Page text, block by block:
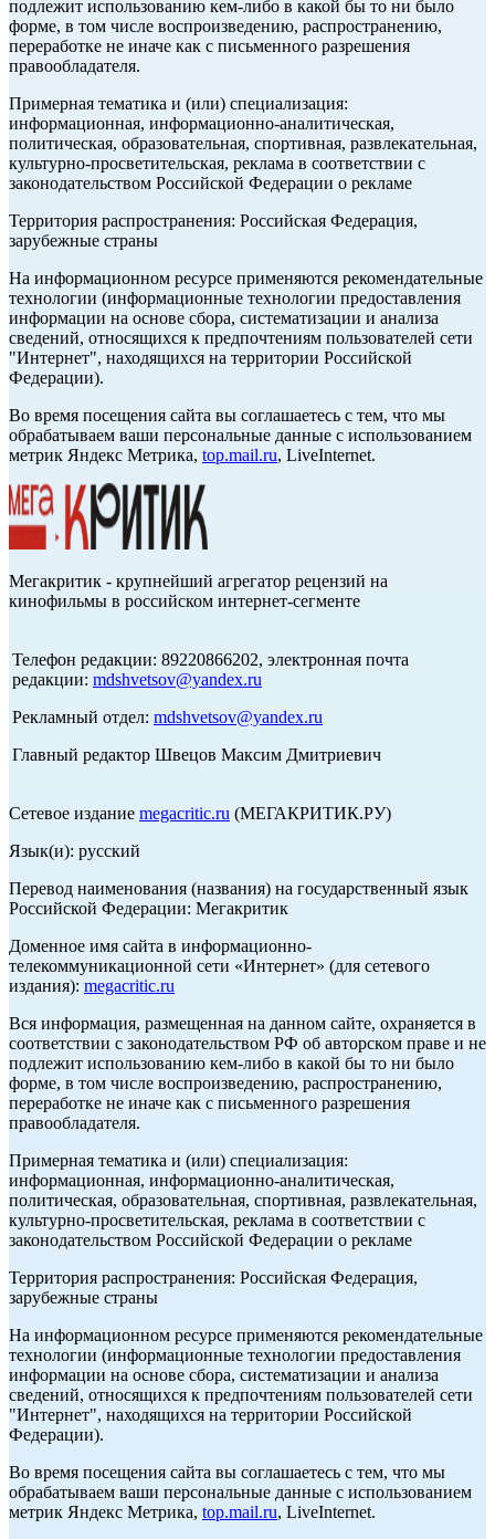
подлежит использованию кем-либо в какой бы то ни было
форме, в том числе воспроизведению, распространению,
переработке не иначе как с письменного разрешения
правообладателя.
Примерная тематика и (или) специализация:
информационная, информационно-аналитическая,
политическая, образовательная, спортивная, развлекательная,
культурно-просветительская, реклама в соответствии с
законодательством Российской Федерации о рекламе
Территория распространения: Российская Федерация,
зарубежные страны
На информационном ресурсе применяются рекомендательные
технологии (информационные технологии предоставления
информации на основе сбора, систематизации и анализа
сведений, относящихся к предпочтениям пользователей сети
"Интернет", находящихся на территории Российской
Федерации).
Во время посещения сайта вы соглашаетесь с тем, что мы
обрабатываем ваши персональные данные с использованием
метрик Яндекс Метрика, top.mail.ru, LiveInternet.
Мегакритик - крупнейший агрегатор рецензий на
кинофильмы в российском интернет-сегменте
Телефон редакции: 89220866202, электронная почта
редакции: mdshvetsov@yandex.ru
Рекламный отдел: mdshvetsov@yandex.ru
Главный редактор Швецов Максим Дмитриевич
Сетевое издание megacritic.ru (МЕГАКРИТИК.РУ)
Язык(и): русский
Перевод наименования (названия) на государственный язык
Российской Федерации: Мегакритик
Доменное имя сайта в информационно-
телекоммуникационной сети «Интернет» (для сетевого
издания): megacritic.ru
Вся информация, размещенная на данном сайте, охраняется в
соответствии с законодательством РФ об авторском праве и не
подлежит использованию кем-либо в какой бы то ни было
форме, в том числе воспроизведению, распространению,
переработке не иначе как с письменного разрешения
правообладателя.
Примерная тематика и (или) специализация:
информационная, информационно-аналитическая,
политическая, образовательная, спортивная, развлекательная,
культурно-просветительская, реклама в соответствии с
законодательством Российской Федерации о рекламе
Территория распространения: Российская Федерация,
зарубежные страны
На информационном ресурсе применяются рекомендательные
технологии (информационные технологии предоставления
информации на основе сбора, систематизации и анализа
сведений, относящихся к предпочтениям пользователей сети
"Интернет", находящихся на территории Российской
Федерации).
Во время посещения сайта вы соглашаетесь с тем, что мы
обрабатываем ваши персональные данные с использованием
метрик Яндекс Метрика, top.mail.ru, LiveInternet.